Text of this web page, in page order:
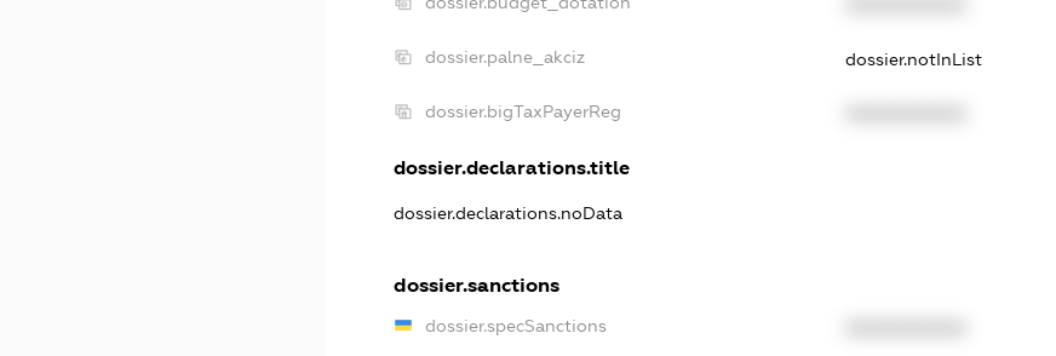
dossier.palne_akciz dossier.notInList
dossier.bigTaxPayerReg
dossier.declarations.title
dossier.declarations.noData
dossier.sanctions
dossier.specSanctions